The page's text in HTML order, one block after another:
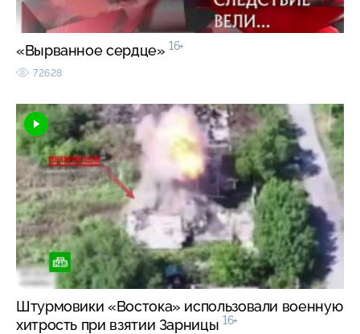
«Вырванное сердце» 16+
72628
Штурмовики «Востока» использовали военную
хитрость при взятии Зарницы 16+